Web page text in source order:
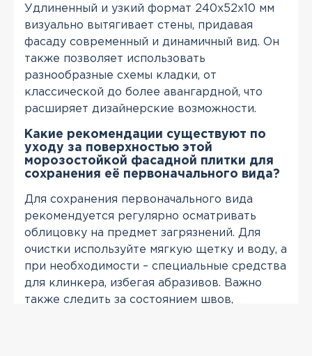
Удлиненный и узкий формат 240x52x10 мм
визуально вытягивает стены, придавая
фасаду современный и динамичный вид. Он
также позволяет использовать
разнообразные схемы кладки, от
классической до более авангардной, что
расширяет дизайнерские возможности.
Какие рекомендации существуют по
уходу за поверхностью этой
морозостойкой фасадной плитки для
сохранения её первоначального вида?
Для сохранения первоначального вида
рекомендуется регулярно осматривать
облицовку на предмет загрязнений. Для
очистки используйте мягкую щетку и воду, а
при необходимости – специальные средства
для клинкера, избегая абразивов. Важно
также следить за состоянием швов,